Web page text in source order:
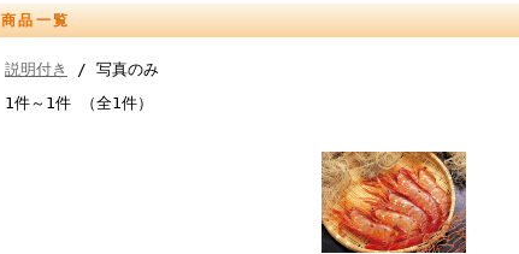
商品一覧
説明付き
/ 写真のみ
1件～1件 （全1件）